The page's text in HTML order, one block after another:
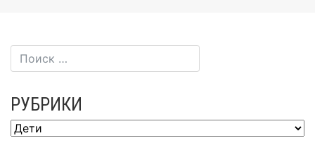
РУБРИКИ
Рубрики